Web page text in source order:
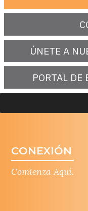
ÚNETE A
PORTAL DE
Comienza Aquí.